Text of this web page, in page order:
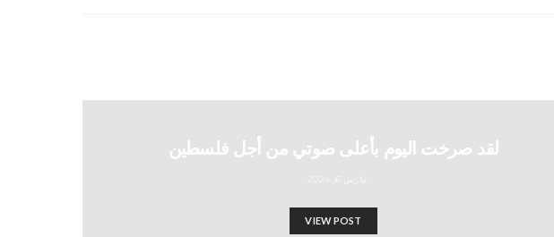
لقد صرخت اليوم بأعلى صوتي من أجل فلسطين
VIEW POST